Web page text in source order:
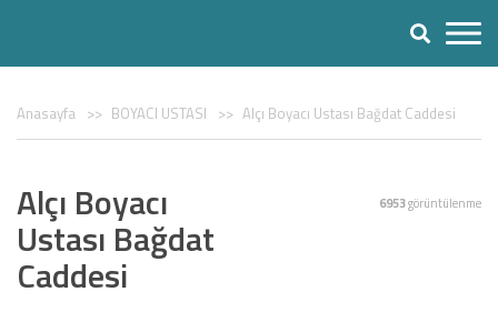
Anasayfa BOYACI USTASI Alçı Boyacı Ustası Bağdat Caddesi
Alçı Boyacı
Ustası Bağdat
Caddesi
6953görüntülenme